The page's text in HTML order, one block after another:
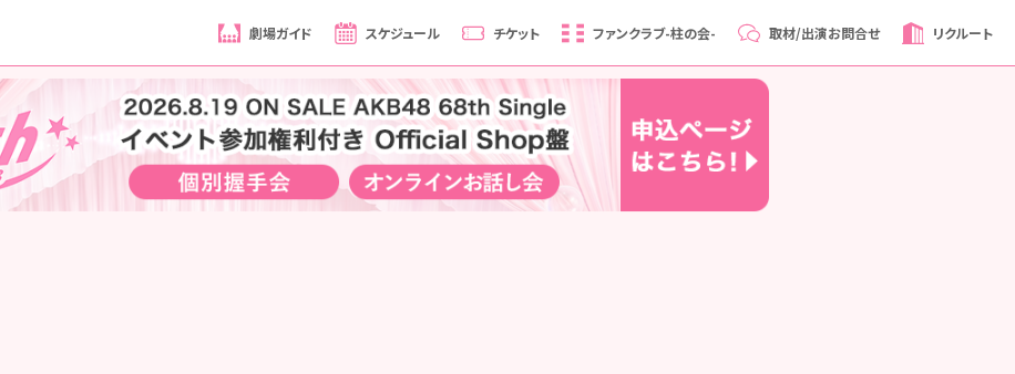
劇場ガイド スケジュール チケット ファンクラブ-柱の会- 取材/出演お問合せ リクルート